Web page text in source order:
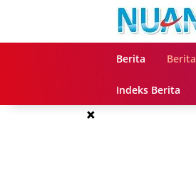
Berita Berita
Indeks Berita
×